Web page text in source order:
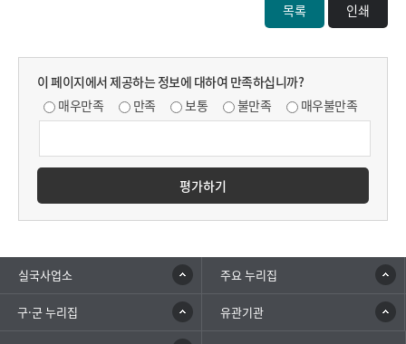
목록 인쇄
이 페이지에서 제공하는 정보에 대하여 만족하십니까?
매우만족
만족 보통 불만족 매우불만족
평가하기
실국사업소 주요 누리집
구·군 누리집 유관기관